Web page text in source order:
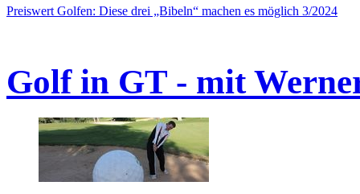
Preiswert Golfen: Diese drei „Bibeln“ machen es möglich 3/2024
Golf in GT - mit